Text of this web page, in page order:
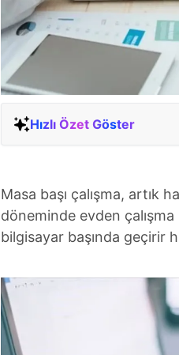
Hızlı Özet Göster
Masa başı çalışma, artık
döneminde evden çalışma
bilgisayar başında geçirir